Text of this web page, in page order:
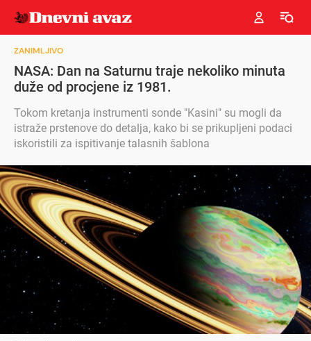
ZANIMLJIVO
NASA: Dan na Saturnu traje nekoliko minuta
duže od procjene iz 1981.
Tokom kretanja instrumenti sonde "Kasini" su mogli da
istraže prstenove do detalja, kako bi se prikupljeni podaci
iskoristili za ispitivanje talasnih šablona